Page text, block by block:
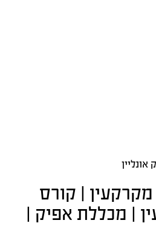
| קורס
| מכללת אפיק |